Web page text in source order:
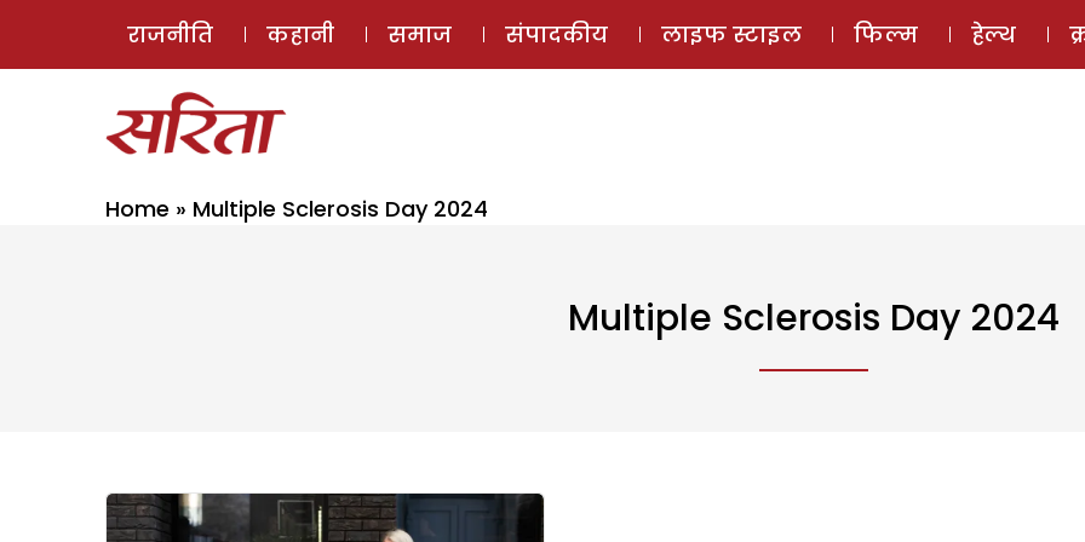
ई-मैगज़ीन
राजनीति कहानी समाज संपादकीय लाइफ स्टाइल फिल्म हेल्थ
Home » Multiple Sclerosis Day 2024
Multiple Sclerosis Day 2024